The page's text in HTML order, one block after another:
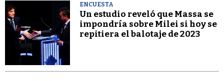
ENCUESTA
Un estudio reveló que Massa se
impondría sobre Milei si hoy se
repitiera el balotaje de 2023